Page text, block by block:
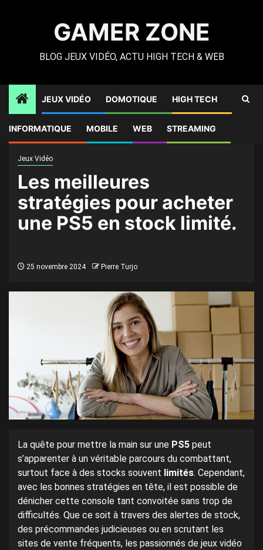
GAMER ZONE
BLOG JEUX VIDÉO, ACTU HIGH TECH & WEB
JEUX VIDÉO DOMOTIQUE HIGH TECH
INFORMATIQUE MOBILE WEB STREAMING
acheter une PS5 en stock limité.
Jeux Vidéo
Les meilleures
stratégies pour acheter
une PS5 en stock limité.
25 novembre 2024 Pierre Turjo
La quête pour mettre la main sur une PS5 peut
s’apparenter à un véritable parcours du combattant,
surtout face à des stocks souvent limités. Cependant,
avec les bonnes stratégies en tête, il est possible de
dénicher cette console tant convoitée sans trop de
difficultés. Que ce soit à travers des alertes de stock,
des précommandes judicieuses ou en scrutant les
sites de vente fréquents, les passionnés de jeux vidéo